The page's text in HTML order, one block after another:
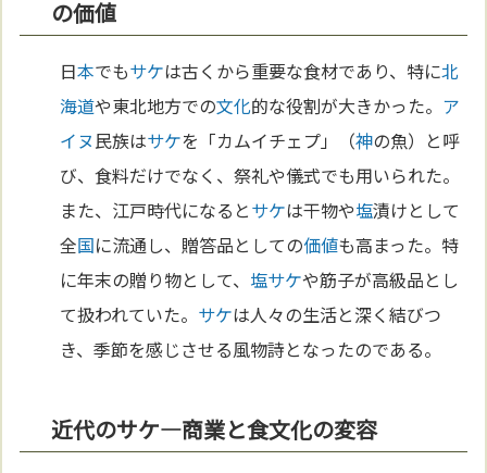
の価値
日本でもサケは古くから重要な食材であり、特に北
海道や東北地方での文化的な役割が大きかった。 ア
イヌ民族はサケを「カムイチェプ」（神の魚）と呼
び、食料だけでなく、祭礼や儀式でも用いられた。
また、江戸時代になるとサケは干物や塩漬けとして
全国に流通し、贈答品としての価値も高まった。特
に年末の贈り物として、 塩サケや筋子が高級品とし
て扱われていた。 サケは人々の生活と深く結びつ
き、季節を感じさせる風物詩となったのである。
近代のサケ—商業と食文化の変容